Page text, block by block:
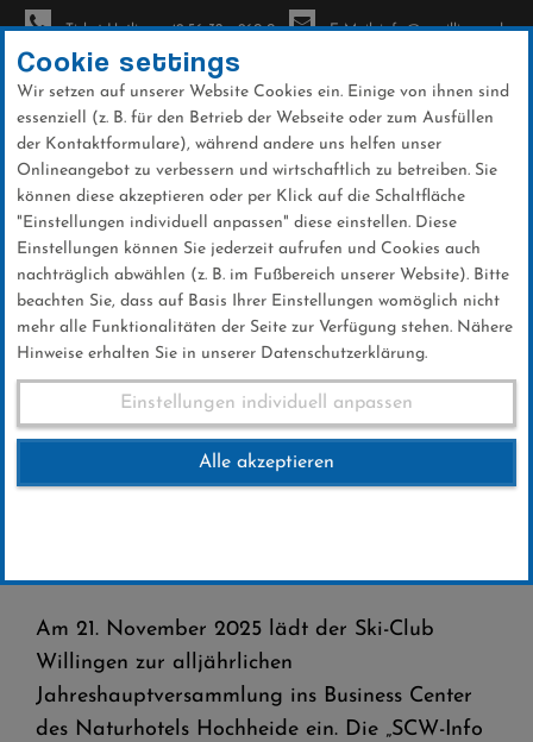
Direkt
zum
Inhalt
Ticket-Hotline: +49 56 32 - 960-0 E-Mail: info@sc-willingen.de
Ski-Club Willingen lädt zur
Jahreshauptversammlung 2025 ein
Ski-Club Willingen lädt zur
Jahreshauptversammlung
2025 ein
Am 21. November 2025 lädt der Ski-Club
Willingen zur alljährlichen
Jahreshauptversammlung ins Business Center
des Naturhotels Hochheide ein. Die „SCW-Info
Cookie settings
Wir setzen auf unserer Website Cookies ein. Einige von ihnen sind
essenziell (z. B. für den Betrieb der Webseite oder zum Ausfüllen
der Kontaktformulare), während andere uns helfen unser
Onlineangebot zu verbessern und wirtschaftlich zu betreiben. Sie
können diese akzeptieren oder per Klick auf die Schaltfläche
"Einstellungen individuell anpassen" diese einstellen. Diese
Einstellungen können Sie jederzeit aufrufen und Cookies auch
nachträglich abwählen (z. B. im Fußbereich unserer Website). Bitte
beachten Sie, dass auf Basis Ihrer Einstellungen womöglich nicht
mehr alle Funktionalitäten der Seite zur Verfügung stehen. Nähere
Hinweise erhalten Sie in unserer Datenschutzerklärung.
Einstellungen individuell anpassen
Alle akzeptieren